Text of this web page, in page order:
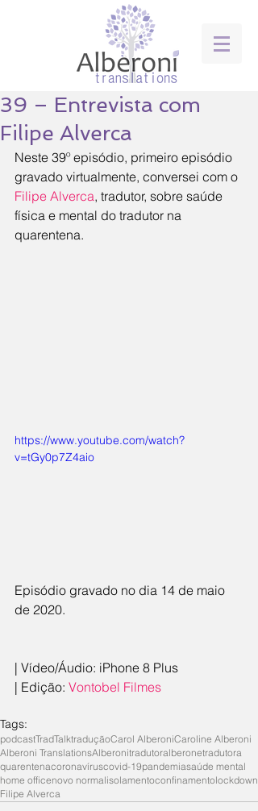
39 – Entrevista com
Filipe Alverca
Neste 39º episódio, primeiro episódio
gravado virtualmente, conversei com o
Filipe Alverca, tradutor, sobre saúde
física e mental do tradutor na
quarentena.
https://www.youtube.com/watch?
v=tGy0p7Z4aio
Episódio gravado no dia 14 de maio
de 2020.
| Vídeo/Áudio: iPhone 8 Plus
| Edição: Vontobel Filmes
Tags:
podcastTradTalktraduçãoCarol AlberoniCaroline Alberoni
Alberoni TranslationsAlberonitradutoralberonetradutora
quarentenacoronavíruscovid-19pandemiasaúde mental
home officenovo normalisolamentoconfinamentolockdown
Filipe Alverca